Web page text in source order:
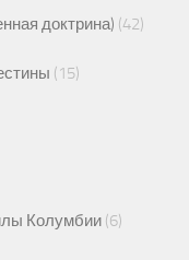
доктрина) (42)
(15)
Колумбии (6)